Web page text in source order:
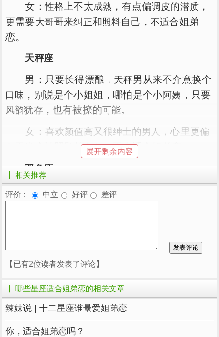
女：性格 上不太成熟 ，有点偏调皮的潜质 ，
更需要大哥哥来纠正和照料自己，不适合姐弟
恋。
天秤座
男：只要长得漂酿， 天秤男从来不介意换个
口味 ，别说是个小姐姐，哪怕是个小阿姨 ，只要
风韵犹存 ，也有被撩的可能。
女：喜欢颜值高又很绅士的男人 ，心里更偏
于当个被照顾的角色，不太适合姐弟恋。
双鱼座
男：性格柔弱，喜欢被人照顾，有个成熟的
大姐姐在身边，又当
又当妈的，非常合适。
哥哥都罩不
男：又叫“妈宝男”，恋母情结明显，喜欢成
熟偏向的 女生，甚至大自己10岁都能接受，
的就是姐弟恋。
展开剩余内容
┃ 相关推荐
评价： 中立 好评 差评
【已有2位读者发表了评论】
┃ 哪些星座适合姐弟恋的相关文章
辣妹说 | 十二星座谁最爱姐弟恋
你，适合姐弟恋吗？